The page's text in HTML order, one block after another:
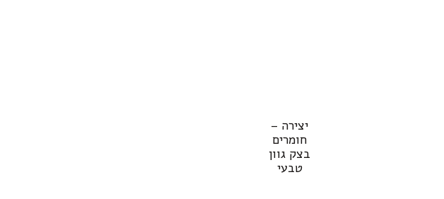
יצירה –
חומרים
בצק גוון
טבעי